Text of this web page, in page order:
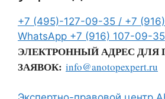
+7 (495)-127-09-35 / +7
WhatsApp +7 (916) 107-09-35
ЭЛЕКТРОННЫЙ АДРЕС ДЛЯ
ЗАЯВОК: info@anotopexpert.ru